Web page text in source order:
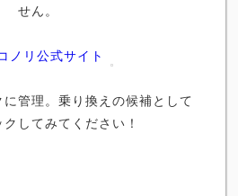
せん。
ノリ公式サイト
に管理。乗り換えの候補として
してみてください！